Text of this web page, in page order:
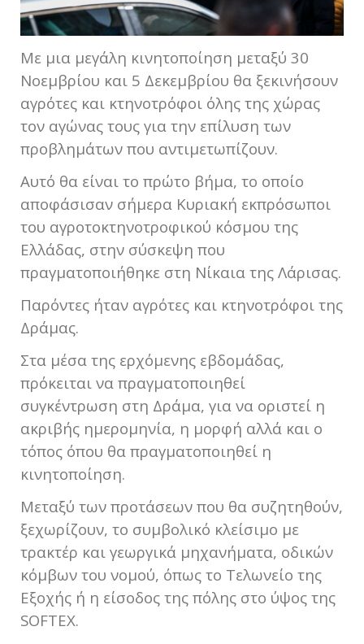
Με μια μεγάλη κινητοποίηση μεταξύ 30
Νοεμβρίου και 5 Δεκεμβρίου θα ξεκινήσουν
αγρότες και κτηνοτρόφοι όλης της χώρας
τον αγώνας τους για την επίλυση των
προβλημάτων που αντιμετωπίζουν.
Αυτό θα είναι το πρώτο βήμα, το οποίο
αποφάσισαν σήμερα Κυριακή εκπρόσωποι
του αγροτοκτηνοτροφικού κόσμου της
Ελλάδας, στην σύσκεψη που
πραγματοποιήθηκε στη Νίκαια της Λάρισας.
Παρόντες ήταν αγρότες και κτηνοτρόφοι της
Δράμας.
Στα μέσα της ερχόμενης εβδομάδας,
πρόκειται να πραγματοποιηθεί
συγκέντρωση στη Δράμα, για να οριστεί η
ακριβής ημερομηνία, η μορφή αλλά και ο
τόπος όπου θα πραγματοποιηθεί η
κινητοποίηση.
Μεταξύ των προτάσεων που θα συζητηθούν,
ξεχωρίζουν, το συμβολικό κλείσιμο με
τρακτέρ και γεωργικά μηχανήματα, οδικών
κόμβων του νομού, όπως το Τελωνείο της
Εξοχής ή η είσοδος της πόλης στο ύψος της
SOFTEX.